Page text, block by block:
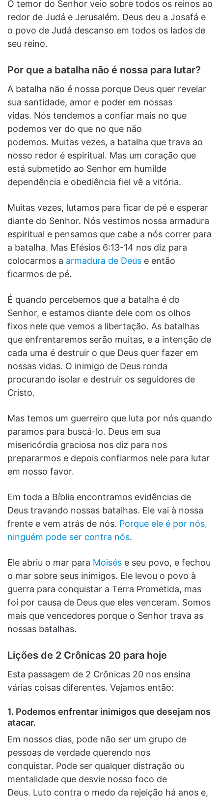
O temor do Senhor veio sobre todos os reinos ao
redor de Judá e Jerusalém. Deus deu a Josafá e
o povo de Judá descanso em todos os lados de
seu reino.
Por que a batalha não é nossa para lutar?
A batalha não é nossa porque Deus quer revelar
sua santidade, amor e poder em nossas
vidas. Nós tendemos a confiar mais no que
podemos ver do que no que não
podemos. Muitas vezes, a batalha que trava ao
nosso redor é espiritual. Mas um coração que
está submetido ao Senhor em humilde
dependência e obediência fiel vê a vitória.
Muitas vezes, lutamos para ficar de pé e esperar
diante do Senhor. Nós vestimos nossa armadura
espiritual e pensamos que cabe a nós correr para
a batalha. Mas Efésios 6:13-14 nos diz para
colocarmos a armadura de Deus e então
ficarmos de pé.
É quando percebemos que a batalha é do
Senhor, e estamos diante dele com os olhos
fixos nele que vemos a libertação. As batalhas
que enfrentaremos serão muitas, e a intenção de
cada uma é destruir o que Deus quer fazer em
nossas vidas. O inimigo de Deus ronda
procurando isolar e destruir os seguidores de
Cristo.
Mas temos um guerreiro que luta por nós quando
paramos para buscá-lo. Deus em sua
misericórdia graciosa nos diz para nos
prepararmos e depois confiarmos nele para lutar
em nosso favor.
Em toda a Bíblia encontramos evidências de
Deus travando nossas batalhas. Ele vai à nossa
frente e vem atrás de nós. Porque ele é por nós,
ninguém pode ser contra nós.
Ele abriu o mar para Moisés e seu povo, e fechou
o mar sobre seus inimigos. Ele levou o povo à
guerra para conquistar a Terra Prometida, mas
foi por causa de Deus que eles venceram. Somos
mais que vencedores porque o Senhor trava as
nossas batalhas.
Lições de 2 Crônicas 20 para hoje
Esta passagem de 2 Crônicas 20 nos ensina
várias coisas diferentes. Vejamos então:
1. Podemos enfrentar inimigos que desejam nos
atacar.
Em nossos dias, pode não ser um grupo de
pessoas de verdade querendo nos
conquistar. Pode ser qualquer distração ou
mentalidade que desvie nosso foco de
Deus. Luto contra o medo da rejeição há anos e,